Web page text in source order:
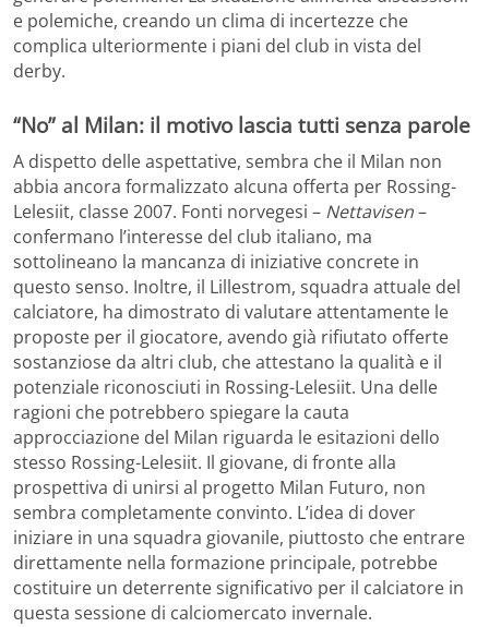
e polemiche, creando un clima di incertezze che
complica ulteriormente i piani del club in vista del
derby.
“No” al Milan: il motivo lascia tutti senza parole
A dispetto delle aspettative, sembra che il Milan non
abbia ancora formalizzato alcuna offerta per Rossing-
Lelesiit, classe 2007. Fonti norvegesi – Nettavisen–
confermano l’interesse del club italiano, ma
sottolineano la mancanza di iniziative concrete in
questo senso. Inoltre, il Lillestrom, squadra attuale del
calciatore, ha dimostrato di valutare attentamente le
proposte per il giocatore, avendo già rifiutato offerte
sostanziose da altri club, che attestano la qualità e il
potenziale riconosciuti in Rossing-Lelesiit. Una delle
ragioni che potrebbero spiegare la cauta
approcciazione del Milan riguarda le esitazioni dello
stesso Rossing-Lelesiit. Il giovane, di fronte alla
prospettiva di unirsi al progetto Milan Futuro, non
sembra completamente convinto. L’idea di dover
iniziare in una squadra giovanile, piuttosto che entrare
direttamente nella formazione principale, potrebbe
costituire un deterrente significativo per il calciatore in
questa sessione di calciomercato invernale.